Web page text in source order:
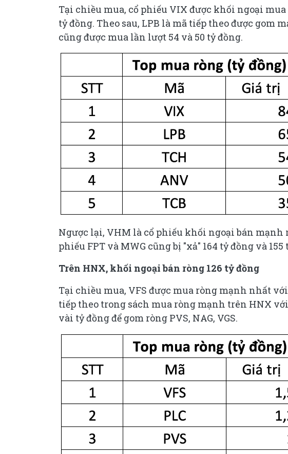
Tại chiều mua, cổ phiếu VIX được khối ngoại
tỷ đồng. Theo sau, LPB là mã tiếp theo được gom
cũng được mua lần lượt 54 và 50 tỷ đồng.
Ngược lại, VHM là cổ phiếu khối ngoại bán mạnh
phiếu FPT và MWG cũng bị "xả" 164 tỷ đồng và 155
Trên HNX, khối ngoại bán ròng 126 tỷ đồng
Tại chiều mua, VFS được mua ròng mạnh nhất
tiếp theo trong sách mua ròng mạnh trên HNX
vài tỷ đồng để gom ròng PVS, NAG, VGS.